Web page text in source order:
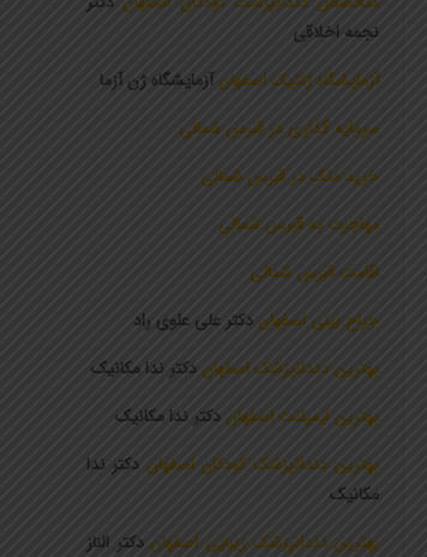
نجمه اخلاقی
آزمایشگاه ژنتیک اصفهانآزمایشگاه ژن آزما
سرمایه گذاری در قبرس شمالی
خرید ملک در قبرس شمالی
مهاجرت به قبرس شمالی
اقامت قبرس شمالی
جراح بینی اصفهان دکتر علی علوی راد
بهترین دندانپزشک اصفهاندکتر ندا مکانیک
بهترین ایمپلنت اصفهاندکتر ندا مکانیک
بهترین دندانپزشک کودکان اصفهان دکتر ندا
مکانیک
بهترین دندانپزشک زیبایی اصفهاندکتر الناز